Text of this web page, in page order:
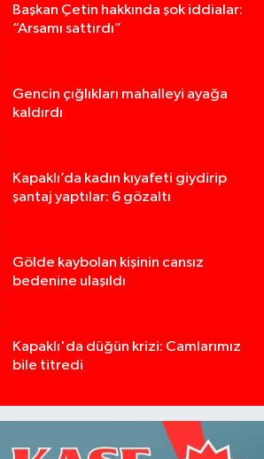
Başkan Çetin hakkında şok iddialar:
“Arsamı sattırdı”
Gencin çığlıkları mahalleyi ayağa
kaldırdı
Kapaklı’da kadın kıyafeti giydirip
şantaj yaptılar: 6 gözaltı
Gölde kaybolan kişinin cansız
bedenine ulaşıldı
Kapaklı'da düğün krizi: Camlarımız
bile titredi